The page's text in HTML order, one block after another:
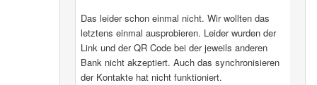
Das leider schon einmal nicht. Wir wollten das
letztens einmal ausprobieren. Leider wurden der
Link und der QR Code bei der jeweils anderen
Bank nicht akzeptiert. Auch das synchronisieren
der Kontakte hat nicht funktioniert.